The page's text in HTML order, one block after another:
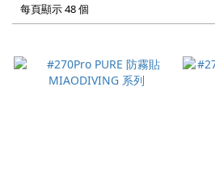
每頁顯示 48 個